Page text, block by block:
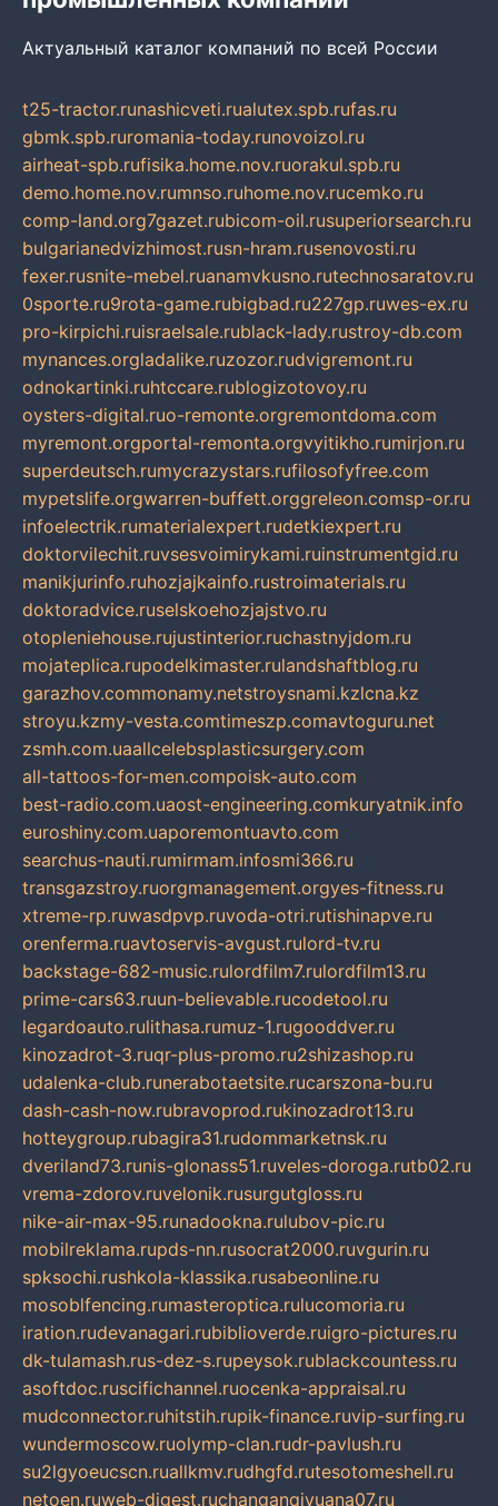
Актуальный каталог компаний по всей России
t25-tractor.runashicveti.rualutex.spb.rufas.ru
gbmk.spb.ruromania-today.runovoizol.ru
airheat-spb.rufisika.home.nov.ruorakul.spb.ru
demo.home.nov.rumnso.ruhome.nov.rucemko.ru
comp-land.org7gazet.rubicom-oil.rusuperiorsearch.ru
bulgarianedvizhimost.rusn-hram.rusenovosti.ru
fexer.rusnite-mebel.ruanamvkusno.rutechnosaratov.ru
0sporte.ru9rota-game.rubigbad.ru227gp.ruwes-ex.ru
pro-kirpichi.ruisraelsale.rublack-lady.rustroy-db.com
mynances.orgladalike.ruzozor.rudvigremont.ru
odnokartinki.ruhtccare.rublogizotovoy.ru
oysters-digital.ruo-remonte.orgremontdoma.com
myremont.orgportal-remonta.orgvyitikho.rumirjon.ru
superdeutsch.rumycrazystars.rufilosofyfree.com
mypetslife.orgwarren-buffett.orggreleon.comsp-or.ru
infoelectrik.rumaterialexpert.rudetkiexpert.ru
doktorvilechit.ruvsesvoimirykami.ruinstrumentgid.ru
manikjurinfo.ruhozjajkainfo.rustroimaterials.ru
doktoradvice.ruselskoehozjajstvo.ru
otopleniehouse.rujustinterior.ruchastnyjdom.ru
mojateplica.rupodelkimaster.rulandshaftblog.ru
garazhov.commonamy.netstroysnami.kzlcna.kz
stroyu.kzmy-vesta.comtimeszp.comavtoguru.net
zsmh.com.uaallcelebsplasticsurgery.com
all-tattoos-for-men.compoisk-auto.com
best-radio.com.uaost-engineering.comkuryatnik.info
euroshiny.com.uaporemontuavto.com
searchus-nauti.rumirmam.infosmi366.ru
transgazstroy.ruorgmanagement.orgyes-fitness.ru
xtreme-rp.ruwasdpvp.ruvoda-otri.rutishinapve.ru
orenferma.ruavtoservis-avgust.rulord-tv.ru
backstage-682-music.rulordfilm7.rulordfilm13.ru
prime-cars63.ruun-believable.rucodetool.ru
legardoauto.rulithasa.rumuz-1.rugooddver.ru
kinozadrot-3.ruqr-plus-promo.ru2shizashop.ru
udalenka-club.runerabotaetsite.rucarszona-bu.ru
dash-cash-now.rubravoprod.rukinozadrot13.ru
hotteygroup.rubagira31.rudommarketnsk.ru
dveriland73.runis-glonass51.ruveles-doroga.rutb02.ru
vrema-zdorov.ruvelonik.rusurgutgloss.ru
nike-air-max-95.runadookna.rulubov-pic.ru
mobilreklama.rupds-nn.rusocrat2000.ruvgurin.ru
spksochi.rushkola-klassika.rusabeonline.ru
mosoblfencing.rumasteroptica.rulucomoria.ru
iration.rudevanagari.rubiblioverde.ruigro-pictures.ru
dk-tulamash.rus-dez-s.rupeysok.rublackcountess.ru
asoftdoc.ruscifichannel.ruocenka-appraisal.ru
mudconnector.ruhitstih.rupik-finance.ruvip-surfing.ru
wundermoscow.ruolymp-clan.rudr-pavlush.ru
su2lgyoeucscn.ruallkmv.rudhgfd.rutesotomeshell.ru
netoen.ruweb-digest.ruchanganqiyuana07.ru